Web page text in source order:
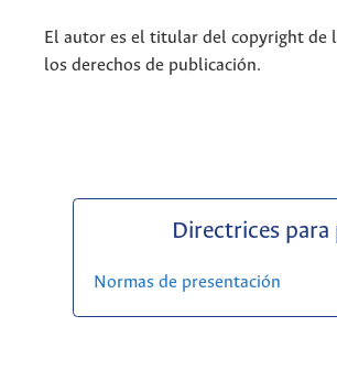
El autor es el titular del copyright de
los derechos de publicación.
Directrices
Normas de presentación